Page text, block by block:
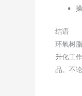
结语
环氧树
升化工
品。不